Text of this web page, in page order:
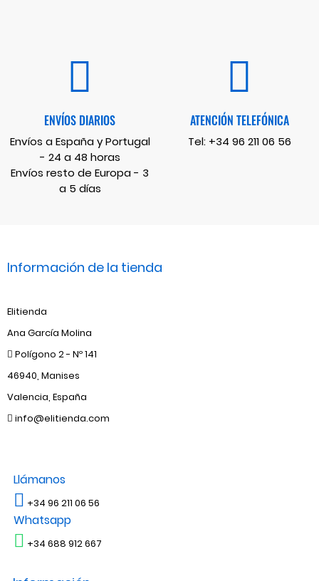
ENVÍOS DIARIOS
Envíos a España y Portugal
- 24 a 48 horas
Envíos resto de Europa - 3
a 5 días
ATENCIÓN TELEFÓNICA
Tel: +34 96 211 06 56
Información de la tienda
Elitienda
Ana García Molina
Polígono 2 - Nº 141
46940, Manises
Valencia, España
info@elitienda.com
Llámanos
+34 96 211 06 56
Whatsapp
+34 688 912 667